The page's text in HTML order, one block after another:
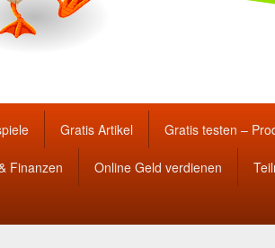
Gratis Artikel Gratis testen –
Finanzen Online Geld verdienen